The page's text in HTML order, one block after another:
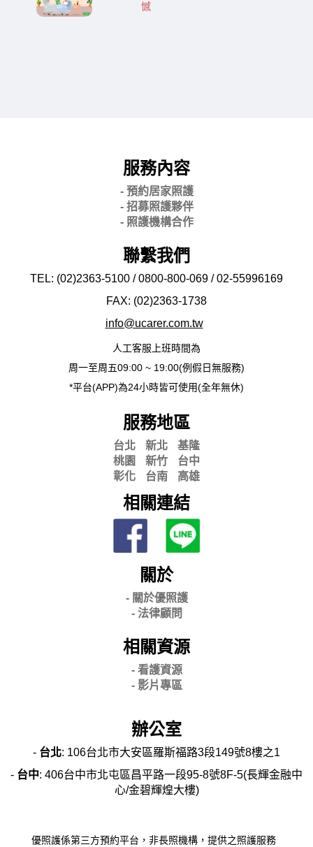
憾
服務內容
- 預約居家照護
- 招募照護夥伴
- 照護機構合作
聯繫我們
TEL: (02)2363-5100 / 0800-800-069 / 02-55996169
FAX: (02)2363-1738
info@ucarer.com.tw
人工客服上班時間為
周一至周五09:00 ~ 19:00(例假日無服務)
*平台(APP)為24小時皆可使用(全年無休)
服務地區
台北 新北
基隆
桃園
新竹
台中
彰化
台南 高雄
相關連結
關於
- 關於優照護
- 法律顧問
相關資源
- 看護資源
- 影片專區
辦公室
- 台北: 106台北市大安區羅斯福路3段149號8樓之1
- 台中: 406台中市北屯區昌平路一段95-8號8F-5(長輝金融中
心/金碧輝煌大樓)
優照護係第三方預約平台，非長照機構，提供之照護服務